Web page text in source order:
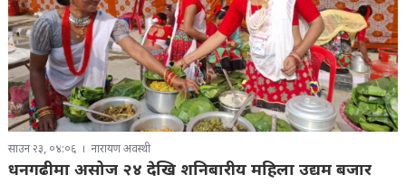
साउन २३, ०४:०६ नारायण अवस्थी
धनगढीमा असोज २४ देखि शनिबारीय महिला उद्यम बजार